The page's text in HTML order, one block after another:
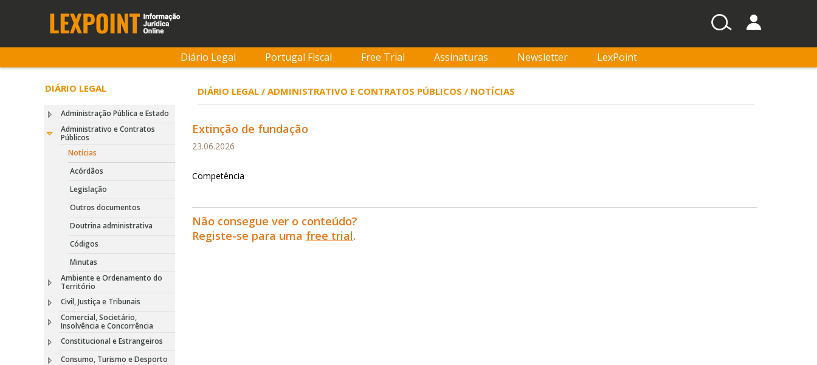
Diário Legal Portugal Fiscal Free Trial Assinaturas Newsletter LexPoint
DIÁRIO LEGAL
Administração Pública e Estado
Administrativo e Contratos
Públicos
Notícias
Acórdãos
Legislação
Outros documentos
Doutrina administrativa
Códigos
Minutas
Ambiente e Ordenamento do
Território
Civil, Justiça e Tribunais
Comercial, Societário,
Insolvência e Concorrência
Constitucional e Estrangeiros
Consumo, Turismo e Desporto
DIÁRIO LEGAL / ADMINISTRATIVO E CONTRATOS PÚBLICOS / NOTÍCIAS
Extinção de fundação
23.06.2026
Competência
Não consegue ver o conteúdo?
Registe-se para uma free trial.